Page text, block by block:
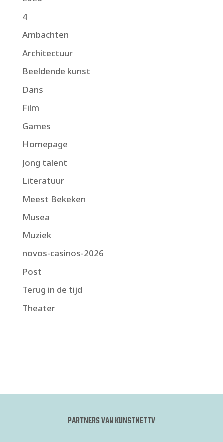
4
Ambachten
Architectuur
Beeldende kunst
Dans
Film
Games
Homepage
Jong talent
Literatuur
Meest Bekeken
Musea
Muziek
novos-casinos-2026
Post
Terug in de tijd
Theater
PARTNERS VAN KUNSTNETTV